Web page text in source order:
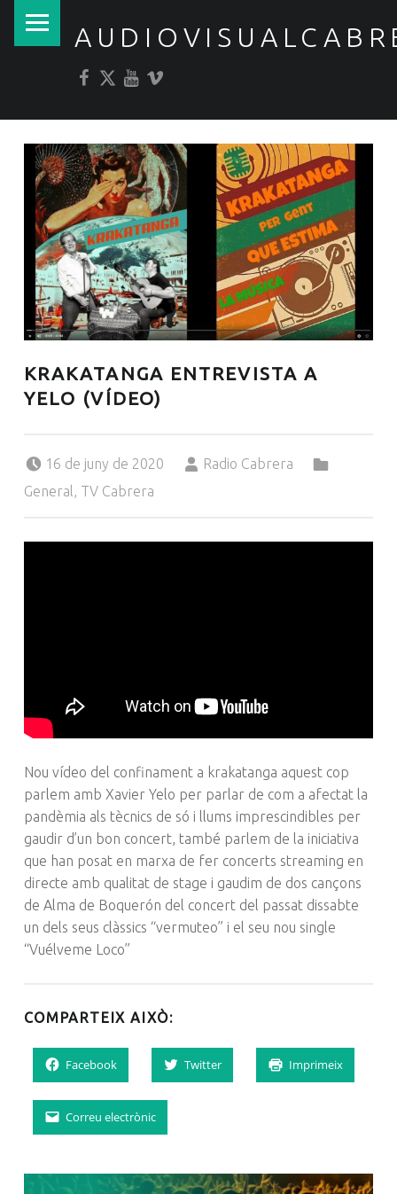
KRAKATANGA ENTREVISTA A
YELO (VÍDEO)
16 de juny de 2020
Radio Cabrera
General , TV Cabrera
Nou vídeo del confinament a krakatanga aquest cop
parlem amb Xavier Yelo per parlar de com a afectat la
pandèmia als tècnics de só i llums imprescindibles per
gaudir d’un bon concert, també parlem de la iniciativa
que han posat en marxa de fer concerts streaming en
directe amb qualitat de stage i gaudim de dos cançons
de Alma de Boquerón del concert del passat dissabte
un dels seus clàssics “vermuteo” i el seu nou single
“Vuélveme Loco”
COMPARTEIX AIXÒ:
Facebook Twitter Imprimeix
Correu electrònic
NAVEGACIÓ D'ENTRADES